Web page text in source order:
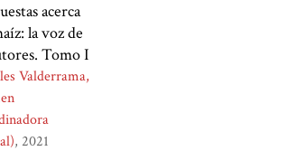
acerca
la voz de
Tomo I
Valderrama,
2021